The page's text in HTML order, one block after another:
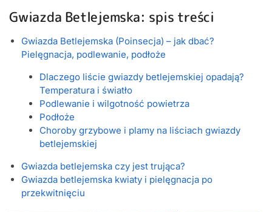
Gwiazda Betlejemska: spis treści
Gwiazda Betlejemska (Poinsecja) – jak dbać?
Pielęgnacja, podlewanie, podłoże
Dlaczego liście gwiazdy betlejemskiej opadają?
Temperatura i światło
Podlewanie i wilgotność powietrza
Podłoże
Choroby grzybowe i plamy na liściach gwiazdy
betlejemskiej
Gwiazda betlejemska czy jest trująca?
Gwiazda betlejemska kwiaty i pielęgnacja po
przekwitnięciu